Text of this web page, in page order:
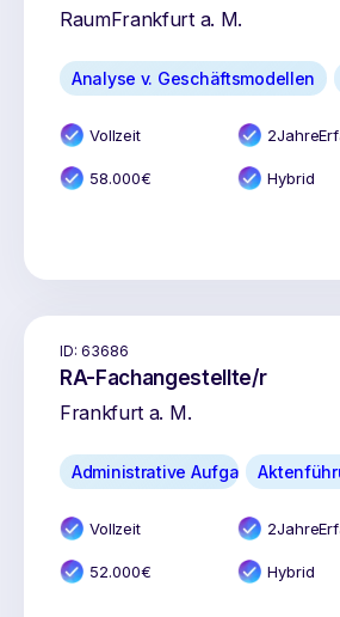
RaumFrankfurt a. M.
Analyse v. Geschäftsmodellen
Vollzeit 2Jahre
58.000€ Hybrid
ID: 63686
RA-Fachangestellte/r
Frankfurt a. M.
Administrative Aufgaben
Vollzeit 2Jahre
52.000€ Hybrid